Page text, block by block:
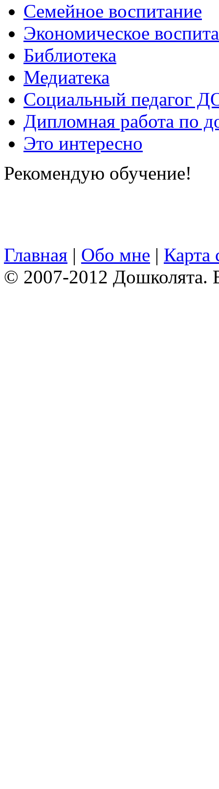
Семейное воспитание
Экономическое
Библиотека
Медиатека
Социальный педагог
Дипломная работа по
Это интересно
Рекомендую обучение!
Главная | Обо мне | Карта
© 2007-2012 Дошколята.